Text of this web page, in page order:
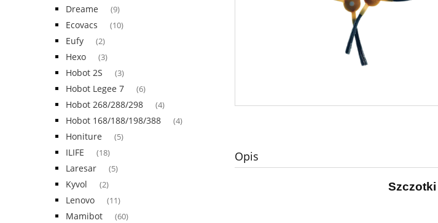
Dreame (9)
Ecovacs (10)
Eufy (2)
Hexo (3)
Hobot 2S (3)
Hobot Legee 7 (6)
Hobot 268/288/298 (4)
Hobot 168/188/198/388 (4)
Honiture (5)
ILIFE (18)
Laresar (5)
Kyvol (2)
Lenovo (11)
Mamibot (60)
Opis